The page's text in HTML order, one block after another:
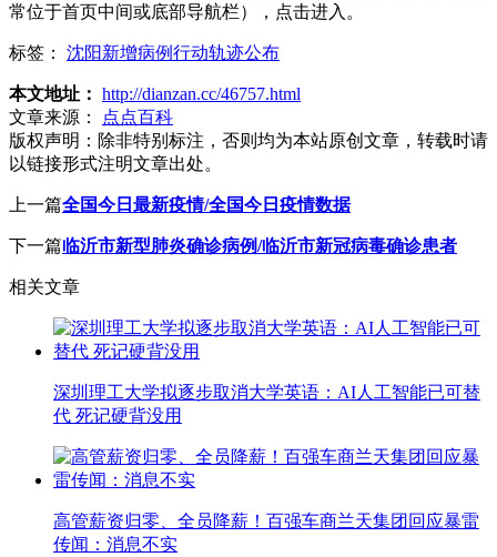
常位于首页中间或底部导航栏），点击进入。
标签： 沈阳新增病例行动轨迹公布
本文地址： http://dianzan.cc/46757.html
文章来源：
点点百科
版权声明： 除非特别标注，否则均为本站原创文章，转载时请
以链接形式注明文章出处。
上一篇全国今日最新疫情/全国今日疫情数据
下一篇临沂市新型肺炎确诊病例/临沂市新冠病毒确诊患者
相关文章
深圳理工大学拟逐步取消大学英语：AI人工智能已可替
代 死记硬背没用
高管薪资归零、全员降薪！百强车商兰天集团回应暴雷
传闻：消息不实